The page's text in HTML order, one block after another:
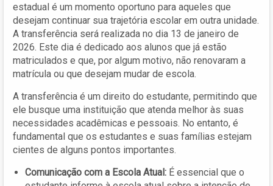
estadual é um momento oportuno para aqueles que
desejam continuar sua trajetória escolar em outra unidade.
A transferência será realizada no dia 13 de janeiro de
2026. Este dia é dedicado aos alunos que já estão
matriculados e que, por algum motivo, não renovaram a
matrícula ou que desejam mudar de escola.
A transferência é um direito do estudante, permitindo que
ele busque uma instituição que atenda melhor às suas
necessidades acadêmicas e pessoais. No entanto, é
fundamental que os estudantes e suas famílias estejam
cientes de alguns pontos importantes.
Comunicação com a Escola Atual: É essencial que o